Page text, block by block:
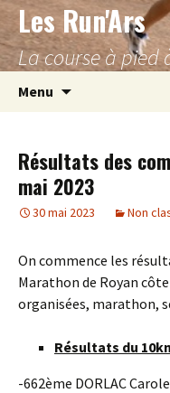
Aller
au
contenu
Les Run'Ars
La course à pied
Menu
Résultats des
mai 2023
30 mai 2023 Non
On commence les
Marathon de Royan
organisées, marathon,
Résultats du
-662ème DORLAC